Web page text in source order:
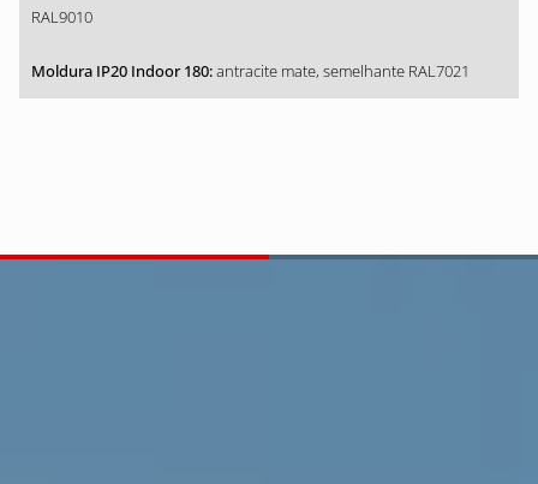
RAL9010
antracite mate, semelhante RAL7021